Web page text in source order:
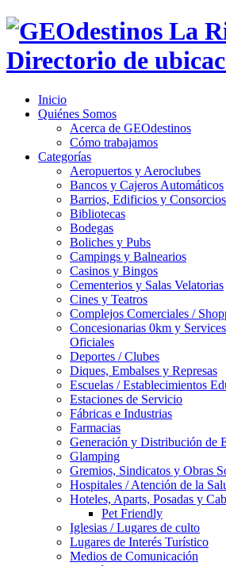
Inicio
Quiénes Somos
Acerca de GEOdestinos
Cómo trabajamos
Categorías
Aeropuertos y Aeroclubes
Bancos y Cajeros Automáticos
Barrios, Edificios y Consorcios
Bibliotecas
Bodegas
Boliches y Pubs
Campings y Balnearios
Casinos y Bingos
Cementerios y Salas Velatorias
Cines y Teatros
Complejos Comerciales /
Concesionarias 0km y Services
Oficiales
Deportes / Clubes
Diques, Embalses y Represas
Escuelas / Establecimientos
Estaciones de Servicio
Fábricas e Industrias
Farmacias
Generación y Distribución de
Glamping
Gremios, Sindicatos y Obras
Hospitales / Atención de la
Hoteles, Aparts, Posadas y
Pet Friendly
Iglesias / Lugares de culto
Lugares de Interés Turístico
Medios de Comunicación